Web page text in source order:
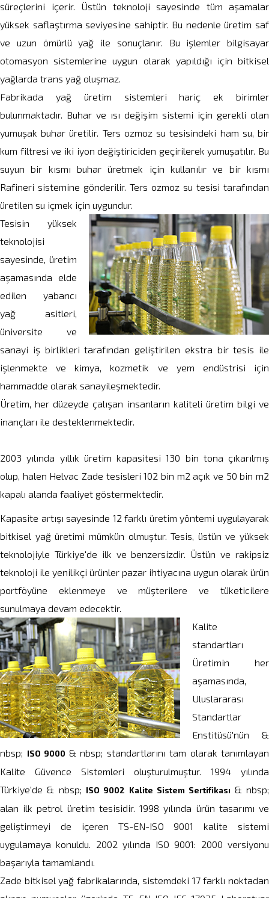
süreçlerini içerir. Üstün teknoloji sayesinde tüm aşamalar
yüksek saflaştırma seviyesine sahiptir. Bu nedenle üretim saf
ve uzun ömürlü yağ ile sonuçlanır. Bu işlemler bilgisayar
otomasyon sistemlerine uygun olarak yapıldığı için bitkisel
yağlarda trans yağ oluşmaz.
Fabrikada yağ üretim sistemleri hariç ek birimler
bulunmaktadır. Buhar ve ısı değişim sistemi için gerekli olan
yumuşak buhar üretilir. Ters ozmoz su tesisindeki ham su, bir
kum filtresi ve iki iyon değiştiriciden geçirilerek yumuşatılır. Bu
suyun bir kısmı buhar üretmek için kullanılır ve bir kısmı
Rafineri sistemine gönderilir. Ters ozmoz su tesisi tarafından
üretilen su içmek için uygundur.
Tesisin yüksek
teknolojisi
sayesinde, üretim
aşamasında elde
edilen yabancı
yağ asitleri,
üniversite ve
sanayi iş birlikleri tarafından geliştirilen ekstra bir tesis ile
işlenmekte ve kimya, kozmetik ve yem endüstrisi için
hammadde olarak sanayileşmektedir.
Üretim, her düzeyde çalışan insanların kaliteli üretim bilgi ve
inançları ile desteklenmektedir.
2003 yılında yıllık üretim kapasitesi 130 bin tona çıkarılmış
olup, halen Helvac Zade tesisleri 102 bin m2 açık ve 50 bin m2
kapalı alanda faaliyet göstermektedir.
Kapasite artışı sayesinde 12 farklı üretim yöntemi uygulayarak
bitkisel yağ üretimi mümkün olmuştur. Tesis, üstün ve yüksek
teknolojiyle Türkiye'de ilk ve benzersizdir. Üstün ve rakipsiz
teknoloji ile yenilikçi ürünler pazar ihtiyacına uygun olarak ürün
portföyüne eklenmeye ve müşterilere ve tüketicilere
sunulmaya devam edecektir.
Kalite
standartları
Üretimin her
aşamasında,
Uluslararası
Standartlar
Enstitüsü'nün &
nbsp; ISO 9000 & nbsp; standartlarını tam olarak tanımlayan
Kalite Güvence Sistemleri oluşturulmuştur. 1994 yılında
Türkiye'de & nbsp; ISO 9002 Kalite Sistem Sertifikası & nbsp;
alan ilk petrol üretim tesisidir. 1998 yılında ürün tasarımı ve
geliştirmeyi de içeren TS-EN-ISO 9001 kalite sistemi
uygulamaya konuldu. 2002 yılında ISO 9001: 2000 versiyonu
başarıyla tamamlandı.
Zade bitkisel yağ fabrikalarında, sistemdeki 17 farklı noktadan